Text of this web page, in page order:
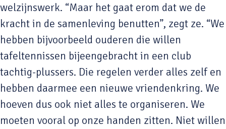
welzijnswerk. “Maar het gaat erom dat we de
kracht in de samenleving benutten”, zegt ze. “We
hebben bijvoorbeeld ouderen die willen
tafeltennissen bijeengebracht in een club
tachtig-plussers. Die regelen verder alles zelf en
hebben daarmee een nieuwe vriendenkring. We
hoeven dus ook niet alles te organiseren. We
moeten vooral op onze handen zitten. Niet willen